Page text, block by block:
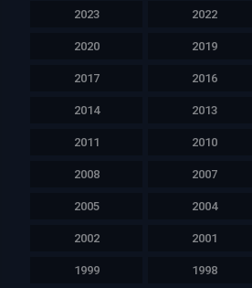
2023 2022
2020 2019
2017 2016
2014 2013
2011 2010
2008 2007
2005 2004
2002 2001
1999 1998